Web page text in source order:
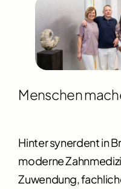
Menschen
Hinter synerdent in
moderne
Zuwendung,